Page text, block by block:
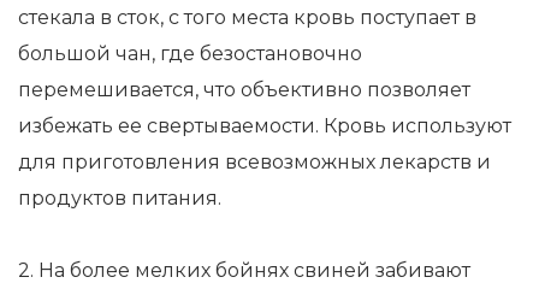
стекала в сток, с того места кровь поступает в
большой чан, где безостановочно
перемешивается, что объективно позволяет
избежать ее свертываемости. Кровь используют
для приготовления всевозможных лекарств и
продуктов питания.
2. На более мелких бойнях свиней забивают